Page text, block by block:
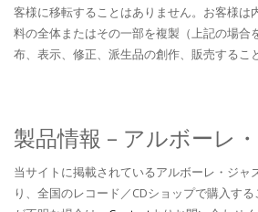
客様に移転することはありません。お客様は
料の全体またはその一部を複製（上記の場合
布、表示、修正、派生品の創作、販売するこ
製品情報 – アルボーレ
当サイトに掲載されているアルボーレ・ジャ
り、全国のレコード／CDショップで購入す